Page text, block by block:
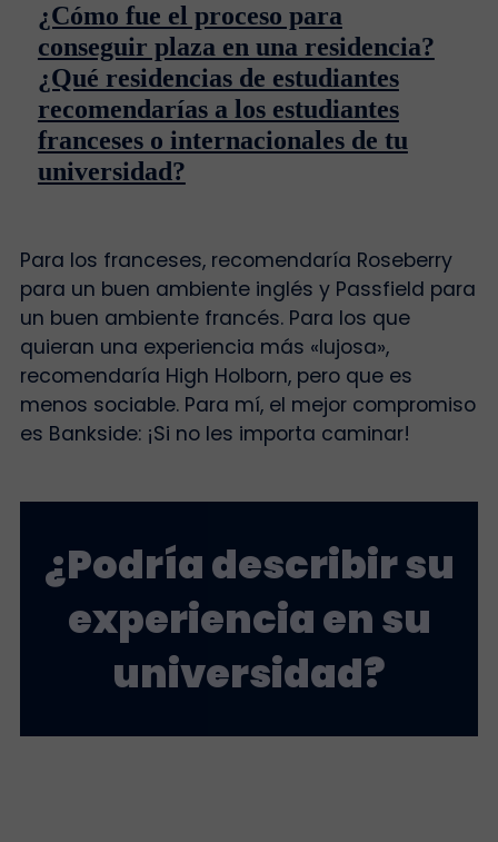
¿Cómo fue el proceso para
conseguir plaza en una residencia?
¿Qué residencias de estudiantes
recomendarías a los estudiantes
franceses o internacionales de tu
universidad?
Para los franceses, recomendaría Roseberry
para un buen ambiente inglés y Passfield para
un buen ambiente francés. Para los que
quieran una experiencia más «lujosa»,
recomendaría High Holborn, pero que es
menos sociable. Para mí, el mejor compromiso
es Bankside: ¡Si no les importa caminar!
¿Podría describir su
experiencia en su
universidad?